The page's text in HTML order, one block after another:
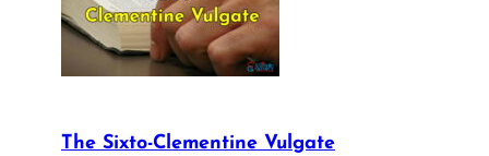
The Sixto-Clementine Vulgate